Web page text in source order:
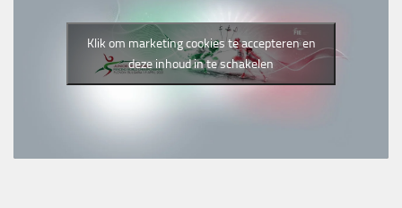
Klik om marketing cookies te accepteren en
deze inhoud in te schakelen